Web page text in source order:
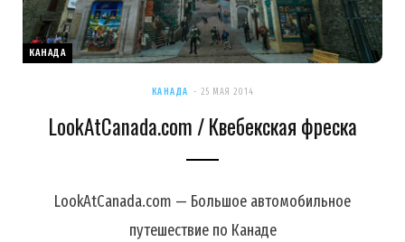
КАНАДА
КАНАДА 25 МАЯ 2014
LookAtCanada.com / Квебекская фреска
LookAtCanada.com — Большое автомобильное
путешествие по Канаде